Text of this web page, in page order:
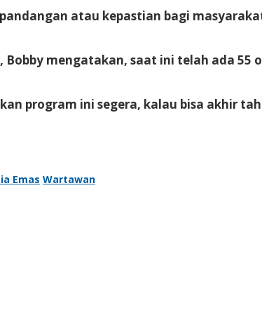
atau kepastian bagi
mengatakan, saat ini telah ada
program ini segera, kalau bisa akhir
Emas Wartawan